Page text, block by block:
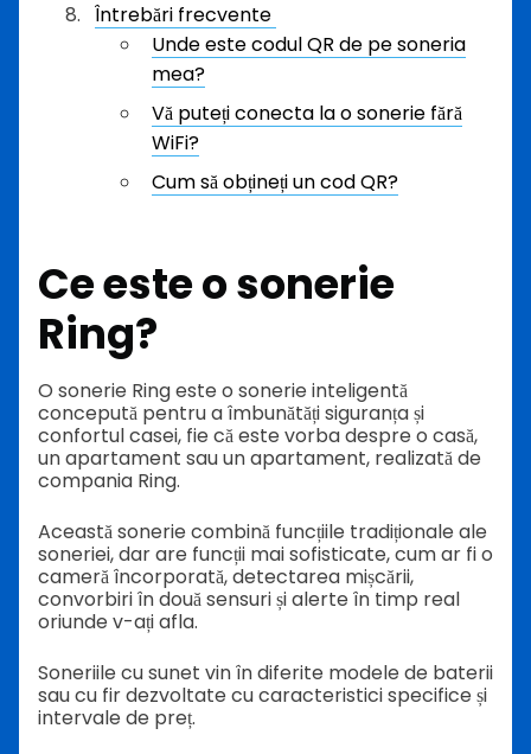
Întrebări frecvente
Unde este codul QR de pe soneria
mea?
Vă puteți conecta la o sonerie fără
WiFi?
Cum să obțineți un cod QR?
Ce este o sonerie
Ring?
O sonerie Ring este o sonerie inteligentă
concepută pentru a îmbunătăți siguranța și
confortul casei, fie că este vorba despre o casă,
un apartament sau un apartament, realizată de
compania Ring.
Această sonerie combină funcțiile tradiționale ale
soneriei, dar are funcții mai sofisticate, cum ar fi o
cameră încorporată, detectarea mișcării,
convorbiri în două sensuri și alerte în timp real
oriunde v-ați afla.
Soneriile cu sunet vin în diferite modele de baterii
sau cu fir dezvoltate cu caracteristici specifice și
intervale de preț.